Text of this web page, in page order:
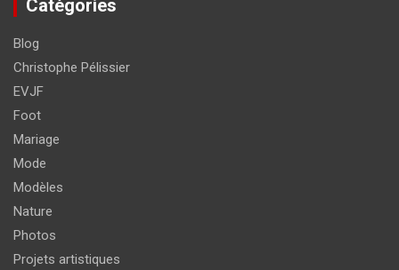
Catégories
Blog
Christophe Pélissier
EVJF
Foot
Mariage
Mode
Modèles
Nature
Photos
Projets artistiques